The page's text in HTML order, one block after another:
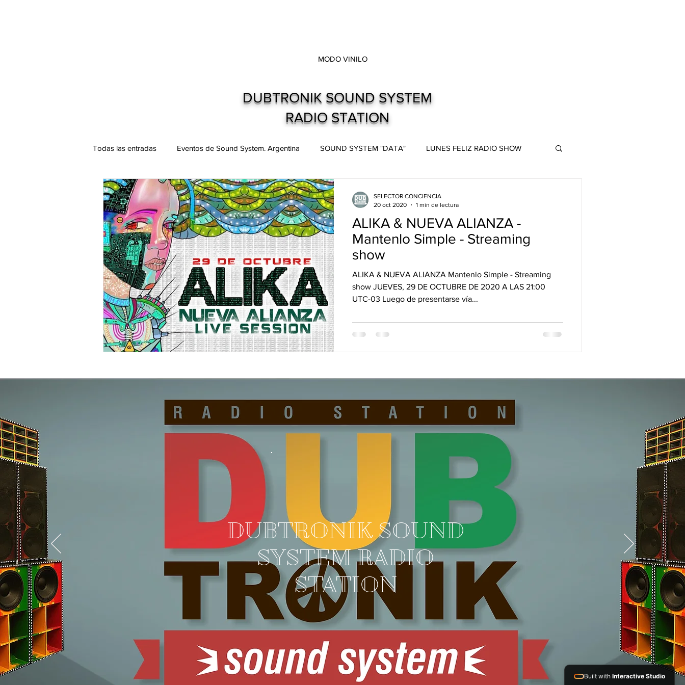
MODO VINILO
DUBTRONIK SOUND SYSTEM
RADIO STATION
Todas las entradas Eventos de Sound System. Argentina SOUND SYSTEM "DATA" LUNES FELIZ RADIO SHOW
Podcast. SOUNDMAN Mixtapes Live and direct. Shows. Recitales.
"DUB MEETING LYRICS" Nuevos Lanzamientos. DUB&BUD
ALIKA & NUEVA ALIANZA -
Mantenlo Simple - Streaming
show
ALIKA & NUEVA ALIANZA Mantenlo Simple - Streaming
show JUEVES, 29 DE OCTUBRE DE 2020 A LAS 21:00
UTC-03 Luego de presentarse vía...
SELECTOR CONCIENCIA
20 oct 2020
1 min de lectura
DUBTRONIK SOUND
SYSTEM RADIO
STATION
Built with Interactive Studio